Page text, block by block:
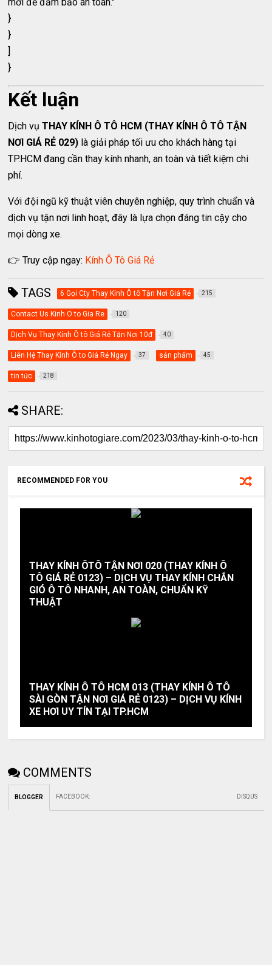
}
}
]
}
Kết luận
Dịch vụTHAY KÍNH Ô TÔ HCM (THAY KÍNH Ô TÔ TẬN
NƠI GIÁ RẺ 029) là giải pháp tối ưu cho khách hàng tại
TP.HCM đang cần thay kính nhanh, an toàn và tiết kiệm chi
phí.
Với đội ngũ kỹ thuật viên chuyên nghiệp, quy trình chuẩn và
dịch vụ tận nơi linh hoạt, đây là lựa chọn đáng tin cậy cho
mọi dòng xe.
👉 Truy cập ngay: Kính Ô Tô Giá Rẻ
TAGS 6 Gọi Cty Thay Kính Ô tô Tận Nơi Giá Rẻ 215
Contact Us Kinh O to Gia Re 120
Dịch Vụ Thay Kính Ô tô Giá Rẻ Tận Nơi 10đ 40
Liên Hệ Thay Kính Ô to Giá Rẻ Ngay 37 sản phẩm 45
tin tức 218
SHARE:
RECOMMENDED FOR YOU
THAY KÍNH ÔTÔ TẬN NƠI 020 (THAY KÍNH Ô
TÔ GIÁ RẺ 0123) – DỊCH VỤ THAY KÍNH CHẮN
GIÓ Ô TÔ NHANH, AN TOÀN, CHUẨN KỸ
THUẬT
THAY KÍNH Ô TÔ HCM 013 (THAY KÍNH Ô TÔ
SÀI GÒN TẬN NƠI GIÁ RẺ 0123) – DỊCH VỤ KÍNH
XE HƠI UY TÍN TẠI TP.HCM
COMMENTS
BLOGGER FACEBOOK: DISQUS